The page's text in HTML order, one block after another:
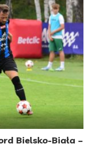
Bielsko-Biała –